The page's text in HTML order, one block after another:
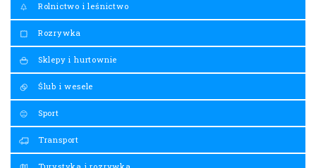
Rolnictwo i leśnictwo
Rozrywka
Sklepy i hurtownie
Ślub i wesele
Sport
Transport